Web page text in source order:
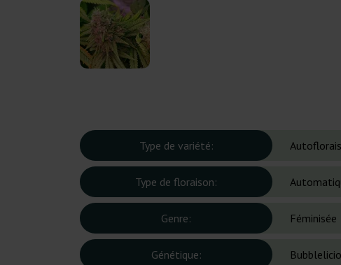
Type de variété:
Type de floraison:
Genre: Féminisée
Génétique: